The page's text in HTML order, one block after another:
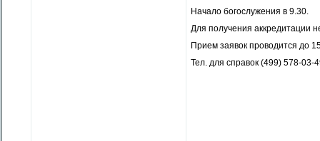
Начало богослужения в 9.30.
Для получения аккредитации
Прием заявок проводится до
Тел. для справок (499) 578-03-